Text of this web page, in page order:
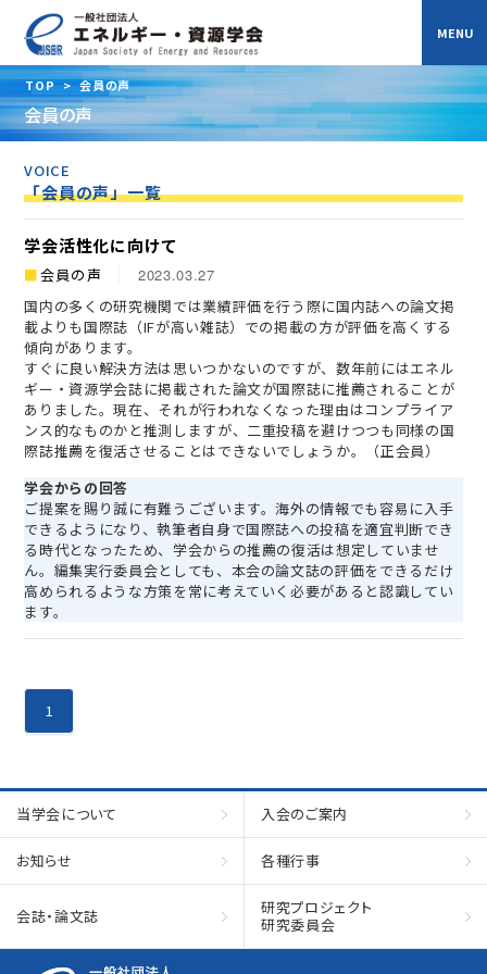
TOP > 会員の声
会員の声
VOICE
「会員の声」一覧
学会活性化に向けて
会員の声
2023.03.27
国内の多くの研究機関では業績評価を行う際に国内誌への論文掲
載よりも国際誌（IFが高い雑誌）での掲載の方が評価を高くする
傾向があります。
すぐに良い解決方法は思いつかないのですが、数年前にはエネル
ギー・資源学会誌に掲載された論文が国際誌に推薦されることが
ありました。現在、それが行われなくなった理由はコンプライア
ンス的なものかと推測しますが、二重投稿を避けつつも同様の国
際誌推薦を復活させることはできないでしょうか。（正会員）
学会からの回答
ご提案を賜り誠に有難うございます。海外の情報でも容易に入手
できるようになり、執筆者自身で国際誌への投稿を適宜判断でき
る時代となったため、学会からの推薦の復活は想定していませ
ん。編集実行委員会としても、本会の論文誌の評価をできるだけ
高められるような方策を常に考えていく必要があると認識してい
ます。
1
当学会について 入会のご案内
お知らせ 各種行事
会誌・論文誌
研究プロジェクト
研究委員会